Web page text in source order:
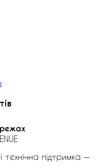
і технічна підтримка —